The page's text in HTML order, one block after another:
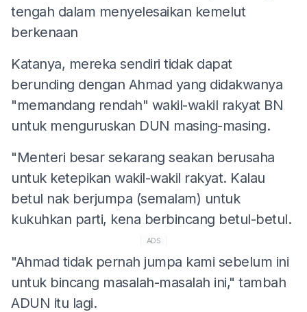
tengah dalam menyelesaikan kemelut
berkenaan
Katanya, mereka sendiri tidak dapat
berunding dengan Ahmad yang didakwanya
"memandang rendah" wakil-wakil rakyat BN
untuk menguruskan DUN masing-masing.
"Menteri besar sekarang seakan berusaha
untuk ketepikan wakil-wakil rakyat. Kalau
betul nak berjumpa (semalam) untuk
kukuhkan parti, kena berbincang betul-betul.
ADS
"Ahmad tidak pernah jumpa kami sebelum ini
untuk bincang masalah-masalah ini," tambah
ADUN itu lagi.